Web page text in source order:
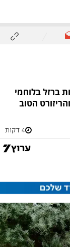
ברזל בלוחמי
הטוב
4 דקות